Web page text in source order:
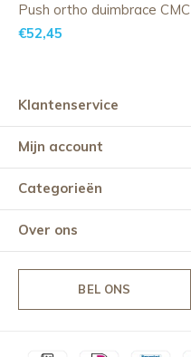
Push ortho duimbrace CMC
€52,45
Klantenservice
Mijn account
Categorieën
Over ons
BEL ONS